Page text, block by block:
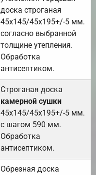
доска строганая
45х145/45х195+/-5 мм.
согласно выбранной
толщине утепления.
Обработка
антисептиком.
Строганая доска
камерной сушки
45х145/45х195+/-5 мм.
с шагом 590 мм.
Обработка
антисептиком.
Обрезная доска